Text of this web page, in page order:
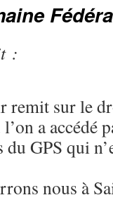
:
remit sur le
a accédé
du GPS qui
nous à